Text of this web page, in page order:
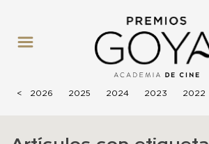
< 2026 2025 2024 2023 2022